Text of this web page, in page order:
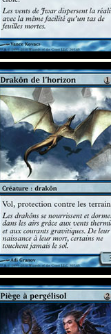
Drakôn de l'horizon
Piège à pergélisol